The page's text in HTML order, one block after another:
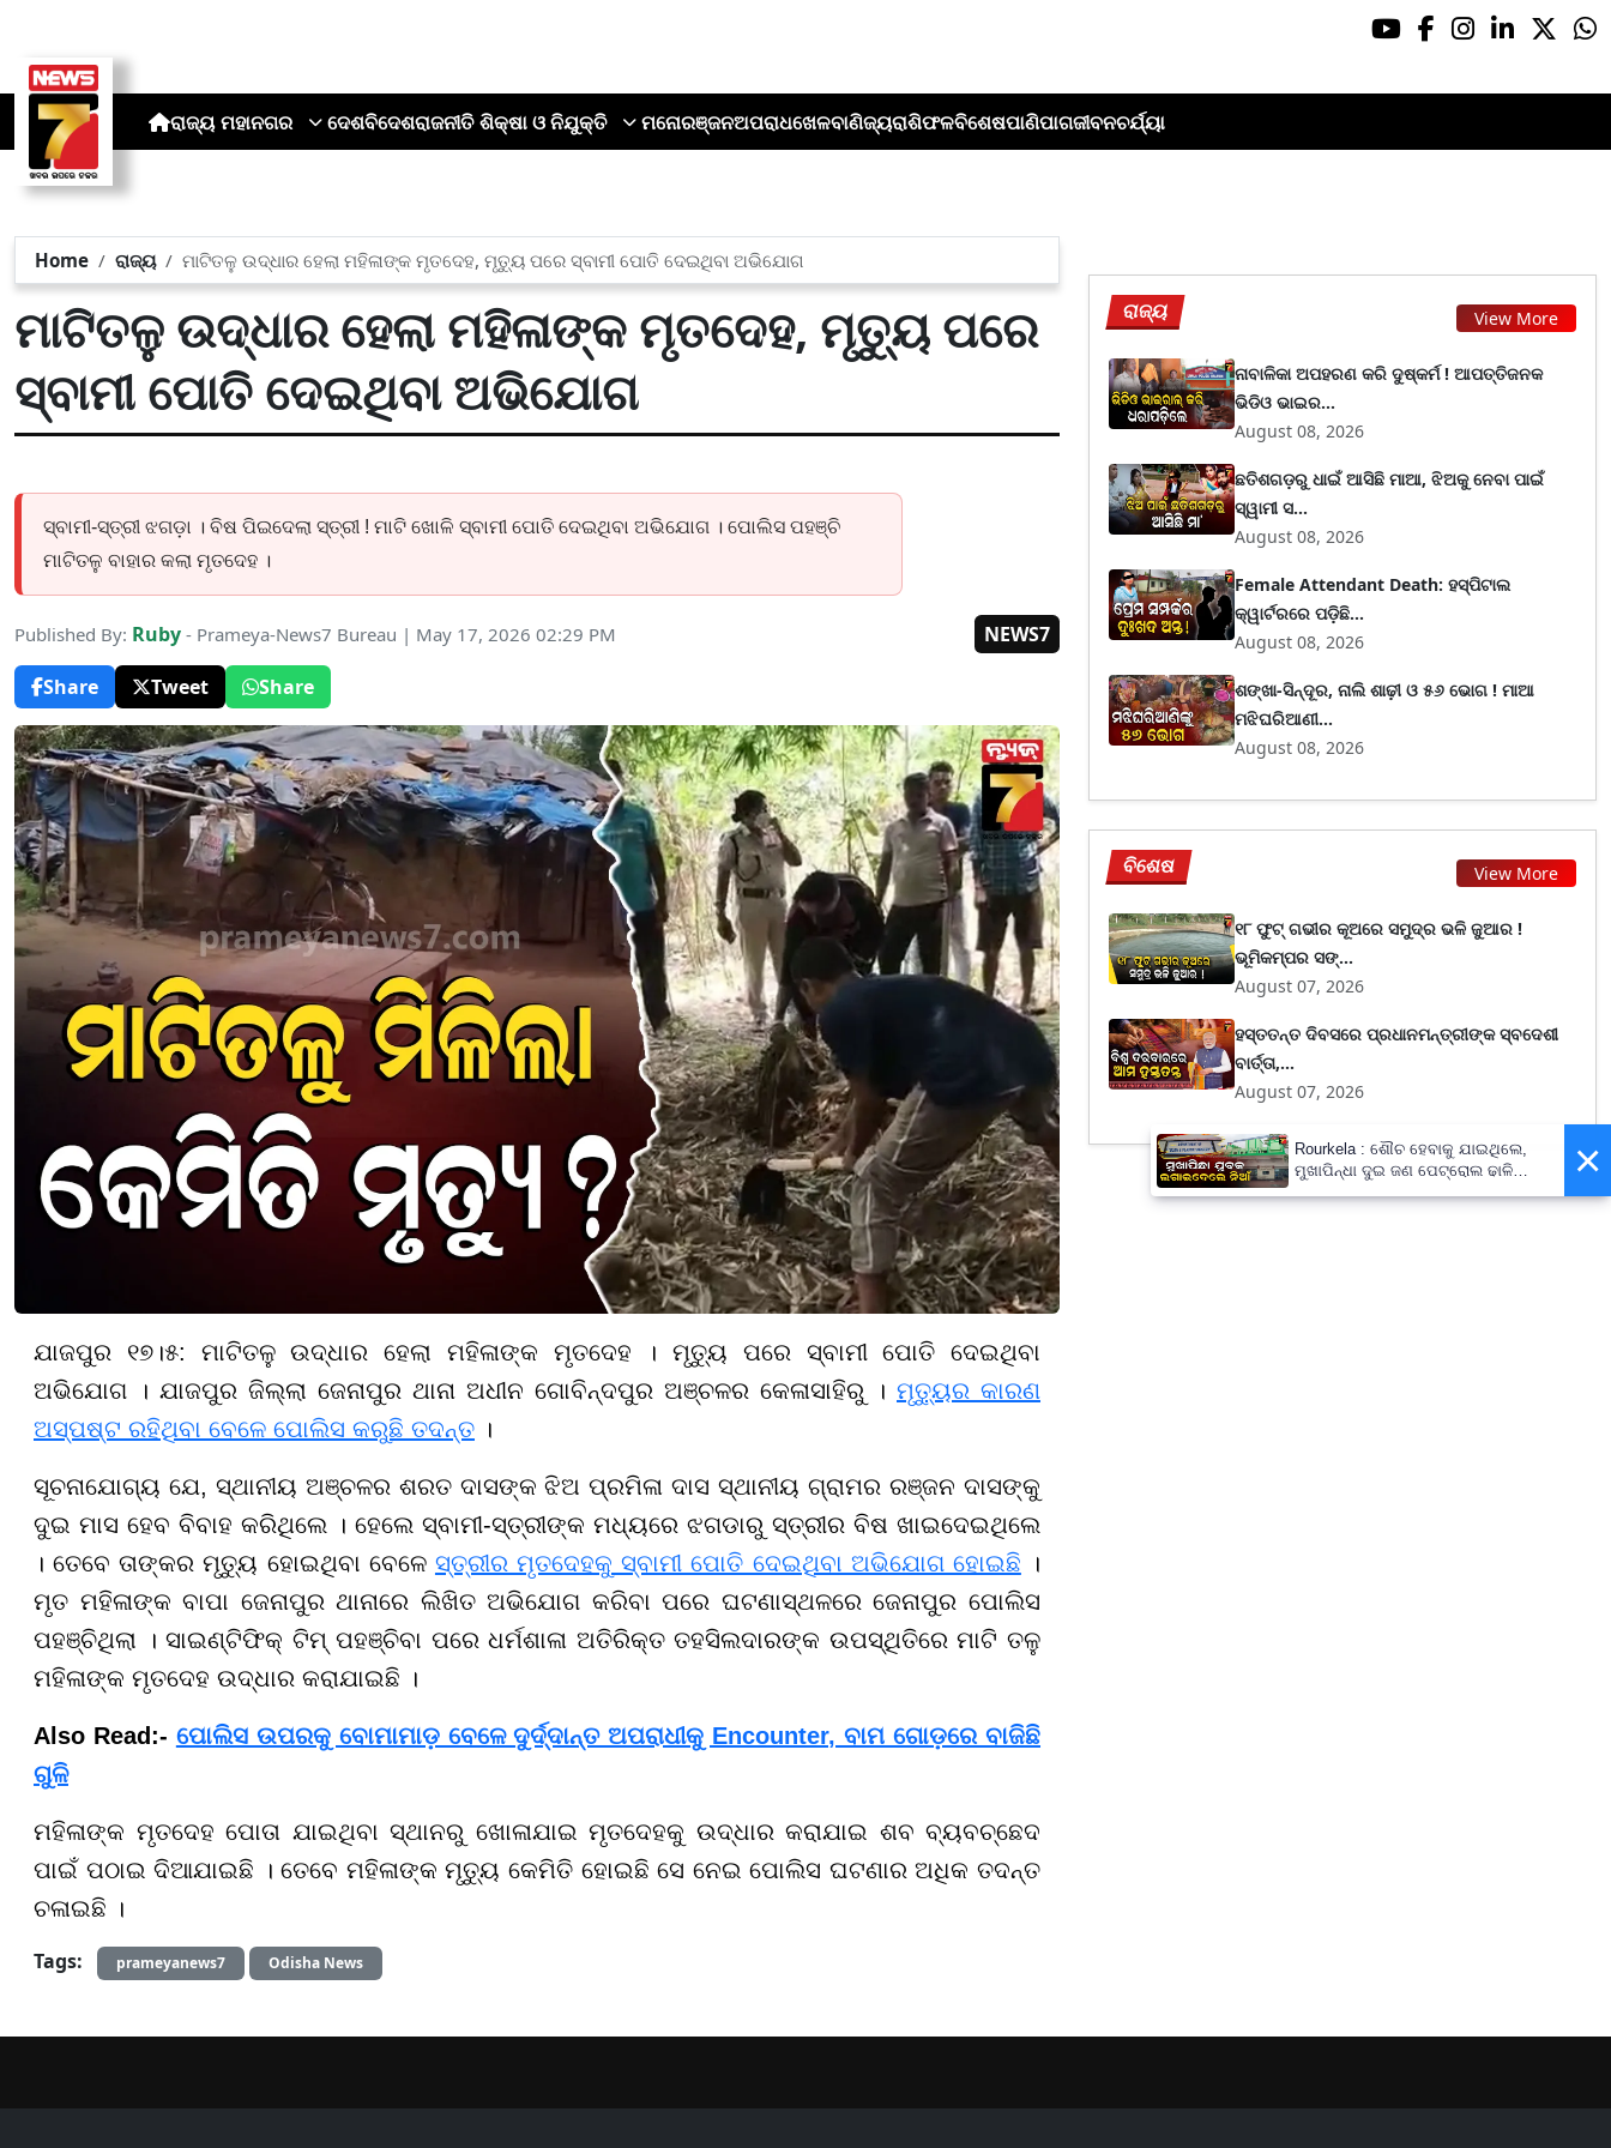
ରାଜ୍ୟ ମହାନଗର ଦେଶବିଦେଶରାଜନୀତି ଶିକ୍ଷା ଓ ନିଯୁକ୍ତି ମନୋରଞ୍ଜନଅପରାଧଖେଳବାଣିଜ୍ୟରାଶିଫଳବିଶେଷପାଣିପାଗଜୀବନଚର୍ଯ୍ୟା
Home ରାଜ୍ୟ ମାଟିତଳୁ ଉଦ୍ଧାର ହେଲା ମହିଳାଙ୍କ ମୃତଦେହ, ମୃତ୍ୟୁ ପରେ ସ୍ବାମୀ ପୋତି ଦେଇଥିବା ଅଭିଯୋଗ
ମାଟିତଳୁ ଉଦ୍ଧାର ହେଲା ମହିଳାଙ୍କ ମୃତଦେହ, ମୃତ୍ୟୁ ପରେ
ସ୍ବାମୀ ପୋତି ଦେଇଥିବା ଅଭିଯୋଗ
ସ୍ବାମୀ-ସ୍ତ୍ରୀ ଝଗଡ଼ା । ବିଷ ପିଇଦେଲା ସ୍ତ୍ରୀ ! ମାଟି ଖୋଳି ସ୍ବାମୀ ପୋତି ଦେଇଥିବା ଅଭିଯୋଗ । ପୋଲିସ ପହଞ୍ଚି
ମାଟିତଳୁ ବାହାର କଲା ମୃତଦେହ ।
Published By: Ruby - Prameya-News7 Bureau | May 17, 2026 02:29 PM
NEWS7
Share
Tweet Share
ଯାଜପୁର ୧୭।୫: ମାଟିତଳୁ ଉଦ୍ଧାର ହେଲା ମହିଳାଙ୍କ ମୃତଦେହ । ମୃତ୍ୟୁ ପରେ ସ୍ବାମୀ ପୋତି ଦେଇଥିବା
ଅଭିଯୋଗ । ଯାଜପୁର ଜିଲ୍ଲା ଜେନାପୁର ଥାନା ଅଧୀନ ଗୋବିନ୍ଦପୁର ଅଞ୍ଚଳର କେଳାସାହିରୁ । ମୃତ୍ୟୁର କାରଣ
ଅସ୍ପଷ୍ଟ ରହିଥିବା ବେଳେ ପୋଲିସ କରୁଛି ତଦନ୍ତ ।
ସୂଚନାଯୋଗ୍ୟ ଯେ, ସ୍ଥାନୀୟ ଅଞ୍ଚଳର ଶରତ ଦାସଙ୍କ ଝିଅ ପ୍ରମିଳା ଦାସ ସ୍ଥାନୀୟ ଗ୍ରାମର ରଞ୍ଜନ ଦାସଙ୍କୁ
ଦୁଇ ମାସ ହେବ ବିବାହ କରିଥିଲେ । ହେଲେ ସ୍ବାମୀ-ସ୍ତ୍ରୀଙ୍କ ମଧ୍ୟରେ ଝଗଡାରୁ ସ୍ତ୍ରୀର ବିଷ ଖାଇଦେଇଥିଲେ
। ତେବେ ତାଙ୍କର ମୃତ୍ୟୁ ହୋଇଥିବା ବେଳେ ସ୍ତ୍ରୀର ମୃତଦେହକୁ ସ୍ବାମୀ ପୋତି ଦେଇଥିବା ଅଭିଯୋଗ ହୋଇଛି ।
ମୃତ ମହିଳାଙ୍କ ବାପା ଜେନାପୁର ଥାନାରେ ଲିଖିତ ଅଭିଯୋଗ କରିବା ପରେ ଘଟଣାସ୍ଥଳରେ ଜେନାପୁର ପୋଲିସ
ପହଞ୍ଚିଥିଲା । ସାଇଣ୍ଟିଫିକ୍ ଟିମ୍ ପହଞ୍ଚିବା ପରେ ଧର୍ମଶାଳା ଅତିରିକ୍ତ ତହସିଲଦାରଙ୍କ ଉପସ୍ଥିତିରେ ମାଟି ତଳୁ
ମହିଳାଙ୍କ ମୃତଦେହ ଉଦ୍ଧାର କରାଯାଇଛି ।
Also Read:- ପୋଲିସ ଉପରକୁ ବୋମାମାଡ଼ ବେଳେ ଦୁର୍ଦ୍ଦାନ୍ତ ଅପରାଧୀକୁ Encounter, ବାମ ଗୋଡ଼ରେ ବାଜିଛି
ଗୁଳି
ମହିଳାଙ୍କ ମୃତଦେହ ପୋତା ଯାଇଥିବା ସ୍ଥାନରୁ ଖୋଳାଯାଇ ମୃତଦେହକୁ ଉଦ୍ଧାର କରାଯାଇ ଶବ ବ୍ୟବଚ୍ଛେଦ
ପାଇଁ ପଠାଇ ଦିଆଯାଇଛି । ତେବେ ମହିଳାଙ୍କ ମୃତ୍ୟୁ କେମିତି ହୋଇଛି ସେ ନେଇ ପୋଲିସ ଘଟଣାର ଅଧିକ ତଦନ୍ତ
ଚଳାଇଛି ।
Tags:
prameyanews7 Odisha News
ରାଜ୍ୟ View More
ନାବାଳିକା ଅପହରଣ କରି ଦୁଷ୍କର୍ମ ! ଆପତ୍ତିଜନକ
ଭିଡିଓ ଭାଇର...
August 08, 2026
ଛତିଶଗଡ଼ରୁ ଧାଇଁ ଆସିଛି ମାଆ, ଝିଅକୁ ନେବା ପାଇଁ
ସ୍ୱାମୀ ସ...
August 08, 2026
Female Attendant Death: ହସ୍ପିଟାଲ
କ୍ୱାର୍ଟରରେ ପଡ଼ିଛି...
August 08, 2026
ଶଙ୍ଖା-ସିନ୍ଦୂର, ନାଲି ଶାଢ଼ୀ ଓ ୫୬ ଭୋଗ ! ମାଆ
ମଝିଘରିଆଣୀ...
August 08, 2026
ବିଶେଷ View More
୧୮ ଫୁଟ୍ ଗଭୀର କୂଅରେ ସମୁଦ୍ର ଭଳି ଜୁଆର !
ଭୂମିକମ୍ପର ସଙ୍...
August 07, 2026
ହସ୍ତତନ୍ତ ଦିବସରେ ପ୍ରଧାନମନ୍ତ୍ରୀଙ୍କ ସ୍ବଦେଶୀ
ବାର୍ତ୍ତା,...
August 07, 2026
×
Rourkela : ଶୌଚ ହେବାକୁ ଯାଇଥିଲେ,
ମୁଖାପିନ୍ଧା ଦୁଇ ଜଣ ପେଟ୍ରୋଲ ଢାଳି
ଲଗାଇଦେଲେ ନିଆଁ